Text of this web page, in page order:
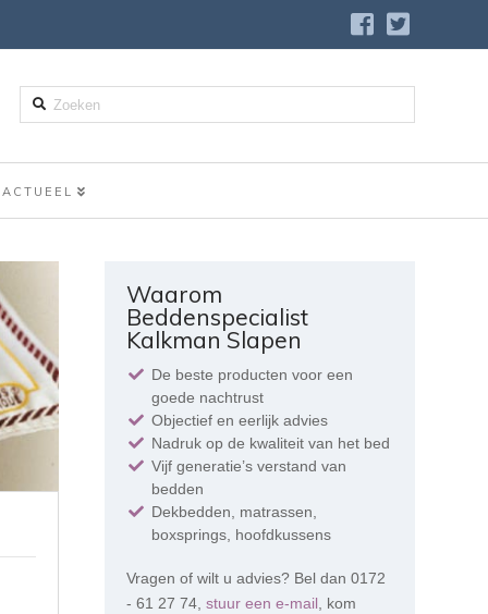
Zoeken
ACTUEEL
Waarom
Beddenspecialist
Kalkman Slapen
De beste producten voor een
goede nachtrust
Objectief en eerlijk advies
Nadruk op de kwaliteit van het bed
Vijf generatie’s verstand van
bedden
Dekbedden, matrassen,
boxsprings, hoofdkussens
Vragen of wilt u advies? Bel dan 0172
- 61 27 74,stuur een e-mail , kom